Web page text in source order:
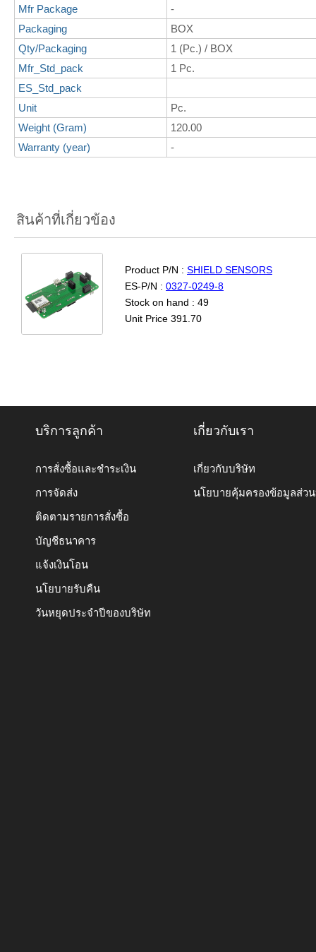
Mfr Package
-
Packaging
BOX
Qty/Packaging
1 (Pc.) / BOX
Mfr_Std_pack
1 Pc.
ES_Std_pack
Unit
Pc.
Weight (Gram)
120.00
Warranty (year)
-
สินค้าที่เกี่ยวข้อง
Product P/N : SHIELD SENSORS
ES-P/N : 0327-0249-8
Stock on hand : 49
Unit Price 391.70
บริการลูกค้า
การสั่งซื้อและชำระเงิน
การจัดส่ง
ติดตามรายการสั่งซื้อ
บัญชีธนาคาร
แจ้งเงินโอน
นโยบายรับคืน
วันหยุดประจำปีของบริษัท
เกี่ยวกับเรา
เกี่ยวกับบริษัท
นโยบายคุ้มครองข้อมูลส่ว